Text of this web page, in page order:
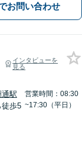
お問い合わせ
インタビューを
見る
駅
徒歩5
営業時間：08:30
~17:30（平日）